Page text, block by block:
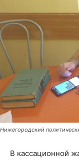
Нижегородский
В кассационной